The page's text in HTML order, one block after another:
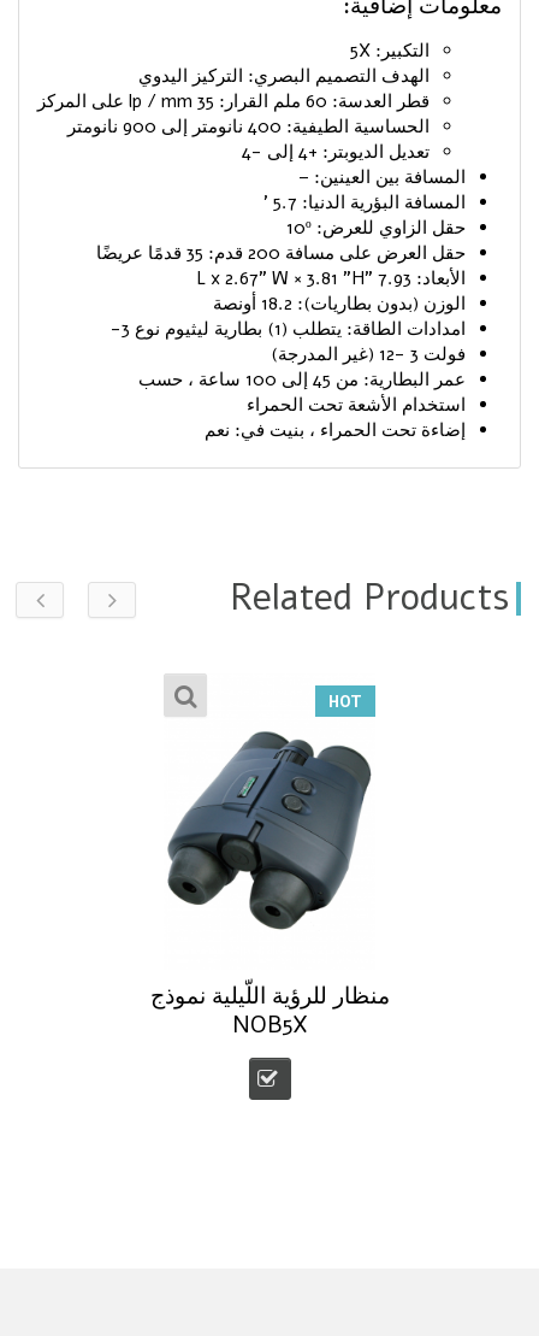
التكبير: 5X
الهدف التصميم البصري: التركيز اليدوي
قطر العدسة: 60 ملم القرار: 35 lp / mm على المركز
الحساسية الطيفية: 400 نانومتر إلى 900 نانومتر
تعديل الديوبتر: +4 إلى -4
المسافة بين العينين: –
المسافة البؤرية الدنيا: 5.7 '
حقل الزاوي للعرض: 10º
حقل العرض على مسافة 200 قدم: 35 قدمًا عريضًا
الأبعاد: 7.93 "L x 2.67" W × 3.81 "H
الوزن (بدون بطاريات): 18.2 أونصة
امدادات الطاقة: يتطلب (1) بطارية ليثيوم نوع 3-
فولت 3 -12 (غير المدرجة)
عمر البطارية: من 45 إلى 100 ساعة ، حسب
استخدام الأشعة تحت الحمراء
إضاءة تحت الحمراء ، بنيت في: نعم
Related Products
HOT
منظار للرؤية اللّيلية نموذج
NOB5X